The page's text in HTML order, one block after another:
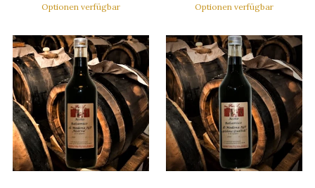
Optionen verfügbar Optionen verfügbar